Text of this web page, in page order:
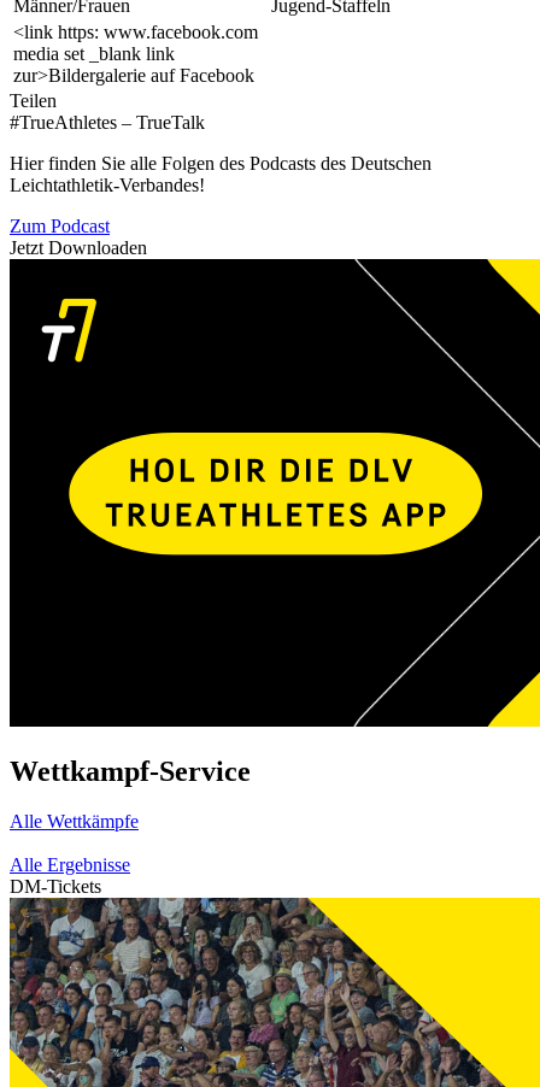
Männer/Frauen
Jugend-Staffeln
<link https: www.facebook.com
media set _blank link
zur>Bildergalerie auf Facebook
Teilen
#TrueAthletes – TrueTalk
Hier finden Sie alle Folgen des Podcasts des Deutschen
Leichtathletik-Verbandes!
Zum Podcast
Jetzt Downloaden
Wettkampf-Service
Alle Wettkämpfe
Alle Ergebnisse
DM-Tickets